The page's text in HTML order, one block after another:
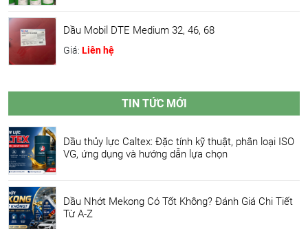
Dầu Mobil DTE Medium 32, 46, 68
Giá: Liên hệ
TIN TỨC MỚI
Dầu thủy lực Caltex: Đặc tính kỹ thuật, phân loại ISO
VG, ứng dụng và hướng dẫn lựa chọn
Dầu Nhớt Mekong Có Tốt Không? Đánh Giá Chi Tiết
Từ A-Z